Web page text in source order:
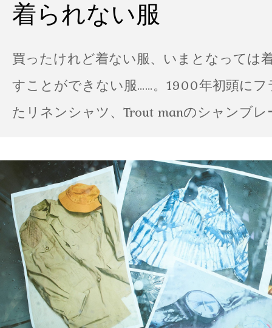
着られない服
買ったけれど着ない服、いまとなっては
すことができない服……。1900年初頭に
たリネンシャツ、Trout manのシャンブ